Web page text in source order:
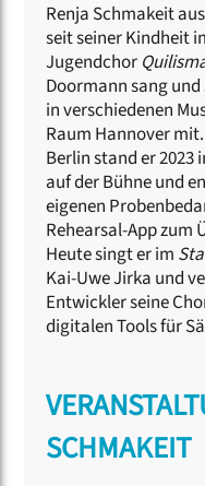
Renja Schmakeit
seit seiner Kindheit
Jugendchor
Doormann sang
in verschiedenen
Raum Hannover
Berlin stand er 2023
auf der Bühne und
eigenen
Rehearsal-App zum
Heute singt er im
Kai-Uwe Jirka und
Entwickler seine
digitalen Tools für
SCHMAKEIT